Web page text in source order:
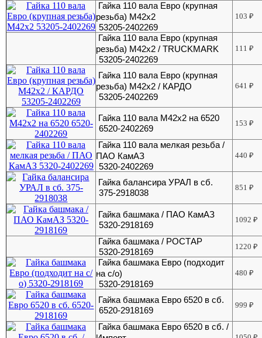
Гайка 110 вала Евро (крупная
резьба) М42х2
53205-2402269
103₽
Гайка 110 вала Евро (крупная
резьба) М42х2 / TRUCKMARK
53205-2402269
111₽
Гайка 110 вала Евро (крупная
резьба) М42х2 / КАРДО
53205-2402269
641₽
Гайка 110 вала М42х2 на 6520
6520-2402269
153₽
Гайка 110 вала мелкая резьба /
ПАО КамАЗ
5320-2402269
440₽
Гайка балансира УРАЛ в сб.
375-2918038
851₽
Гайка башмака / ПАО КамАЗ
5320-2918169
1092₽
Гайка башмака / РОСТАР
5320-2918169
1220₽
Гайка башмака Евро (подходит
на с/о)
5320-2918169
480₽
Гайка башмака Евро 6520 в сб.
6520-2918169
999₽
Гайка башмака Евро 6520 в сб. /